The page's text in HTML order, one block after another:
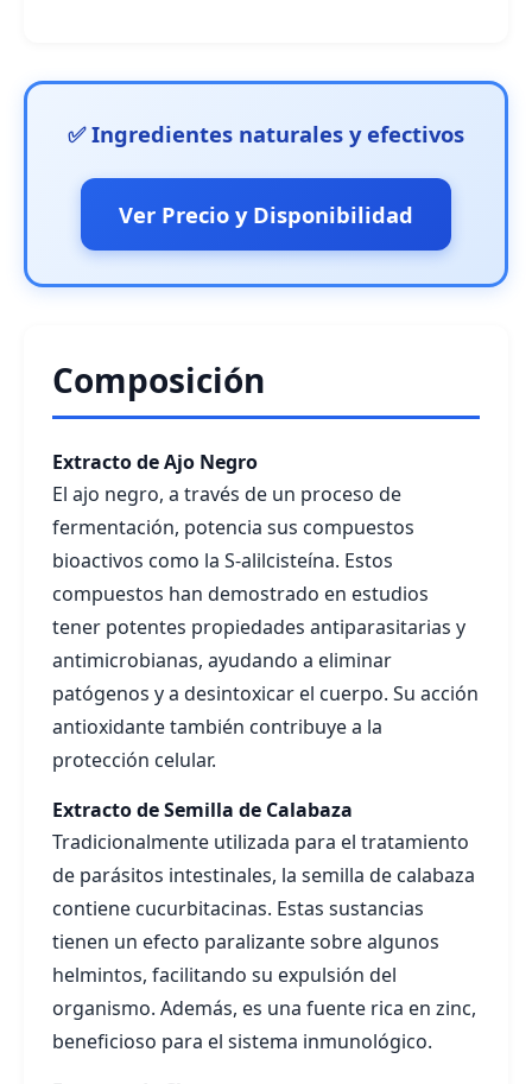
✅ Ingredientes naturales y efectivos
Ver Precio y Disponibilidad
Composición
Extracto de Ajo Negro
El ajo negro, a través de un proceso de
fermentación, potencia sus compuestos
bioactivos como la S-alilcisteína. Estos
compuestos han demostrado en estudios
tener potentes propiedades antiparasitarias y
antimicrobianas, ayudando a eliminar
patógenos y a desintoxicar el cuerpo. Su acción
antioxidante también contribuye a la
protección celular.
Extracto de Semilla de Calabaza
Tradicionalmente utilizada para el tratamiento
de parásitos intestinales, la semilla de calabaza
contiene cucurbitacinas. Estas sustancias
tienen un efecto paralizante sobre algunos
helmintos, facilitando su expulsión del
organismo. Además, es una fuente rica en zinc,
beneficioso para el sistema inmunológico.